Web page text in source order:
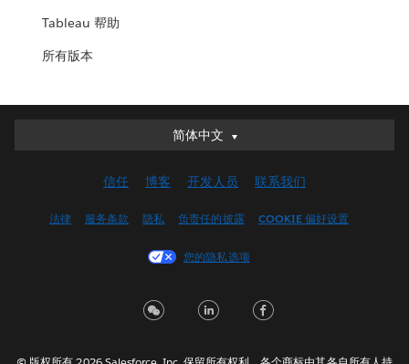
Tableau 帮助
所有版本
简体中文
简体中文
English (UK)
Français (Canada)
Italiano
信任 博客 开发人员 联系我们
法律 服务条款 隐私 负责任的披露 COOKIE 偏好设置
您的隐私选项